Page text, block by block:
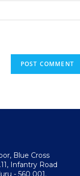
Blue Cross
Infantry Road
- 560 001.